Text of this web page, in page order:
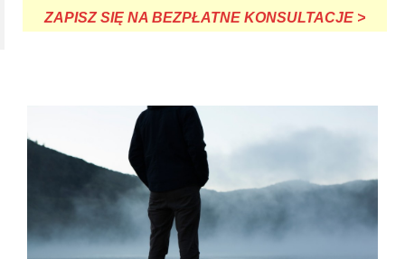
ZAPISZ SIĘ NA BEZPŁATNE KONSULTACJE >